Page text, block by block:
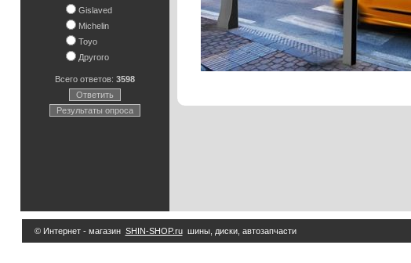
Gislaved
Michelin
Toyo
Другого
Всего ответов: 3598
Ответить
Результаты опроса
© Интернет - магазин SHIN-SHOP.ruшины, диски, автозапчасти